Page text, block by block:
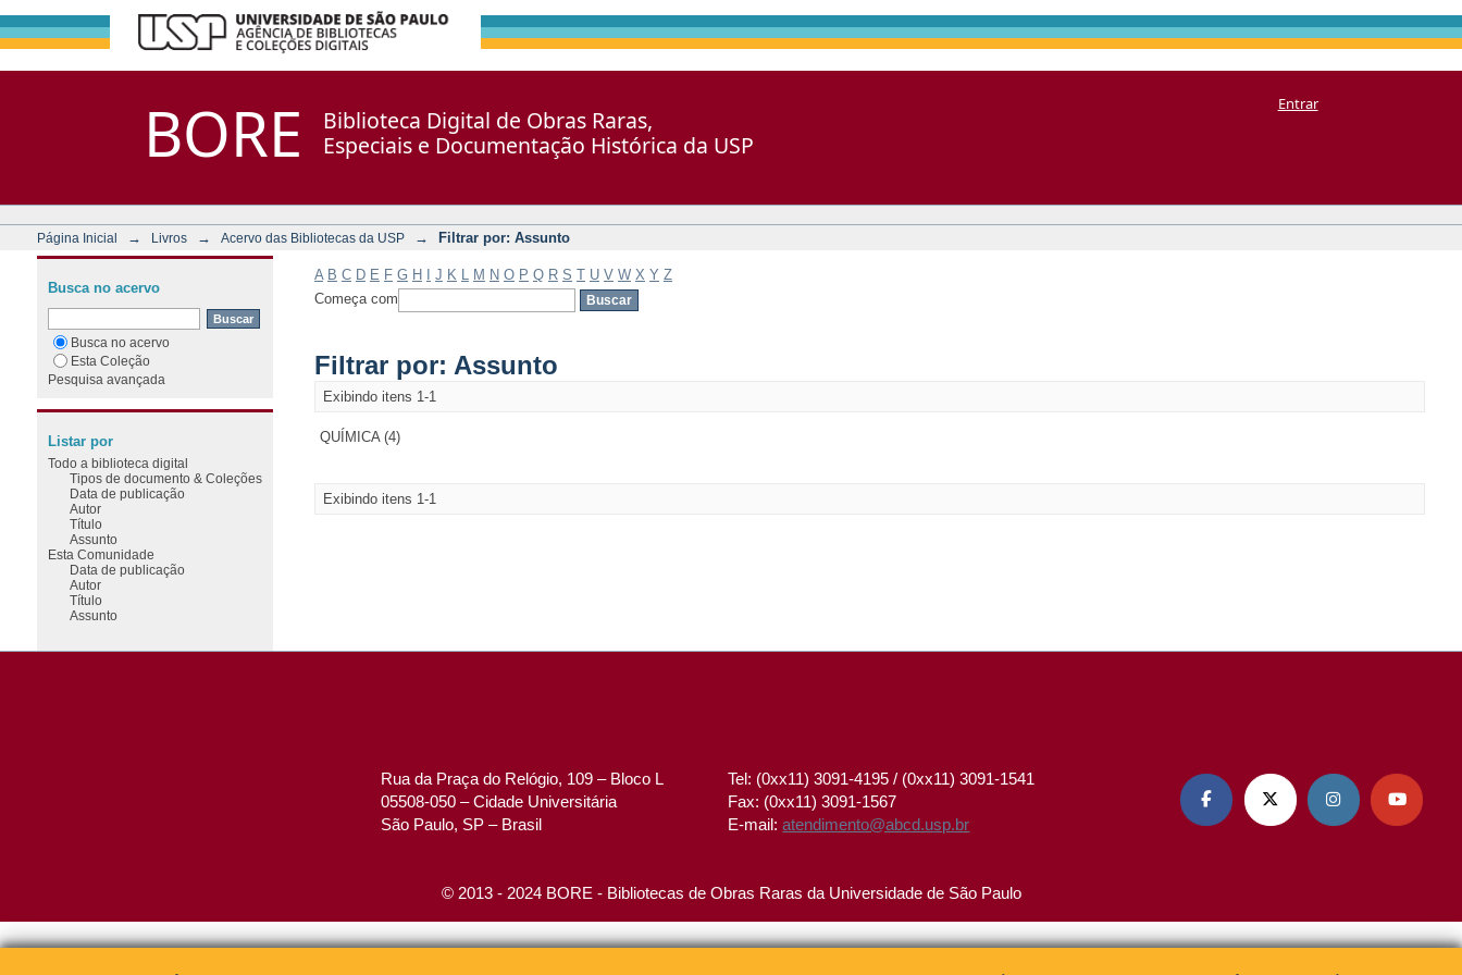
BORE
Biblioteca Digital de Obras Raras,
Especiais e Documentação Histórica da USP
Entrar
Página Inicial → Livros → Acervo das Bibliotecas da USP → Filtrar por: Assunto
A B C D E F G H J K M N O P Q R S T U V W X Y Z
Começa com
Filtrar por: Assunto
Exibindo itens 1-1
QUÍMICA (4)
Exibindo itens 1-1
Busca no acervo
Busca no acervo
Esta Coleção
Pesquisa avançada
Listar por
Todo a biblioteca digital
Tipos de documento & Coleções
Data de publicação
Autor
Título
Assunto
Esta Comunidade
Data de publicação
Autor
Título
Assunto
Rua da Praça do Relógio, 109 – Bloco L
05508-050 – Cidade Universitária
São Paulo, SP – Brasil
Tel: (0xx11) 3091-4195 / (0xx11) 3091-1541
Fax: (0xx11) 3091-1567
E-mail:atendimento@abcd.usp.br
   
© 2013 - 2024 BORE - Bibliotecas de Obras Raras da Universidade de São Paulo